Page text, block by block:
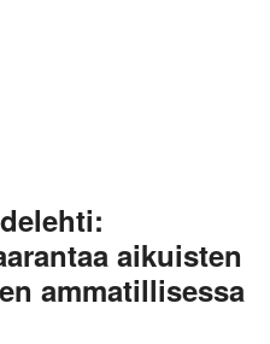
aikuisten
ammatillisessa